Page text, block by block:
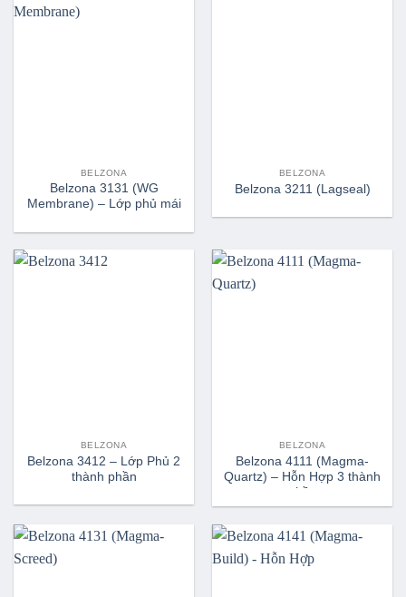
BELZONA
Belzona 3131 (WG
Membrane) – Lớp phủ mái
BELZONA
Belzona 3211 (Lagseal)
BELZONA
Belzona 3412 – Lớp Phủ 2
thành phần
BELZONA
Belzona 4111 (Magma-
Quartz) – Hỗn Hợp 3 thành
phần